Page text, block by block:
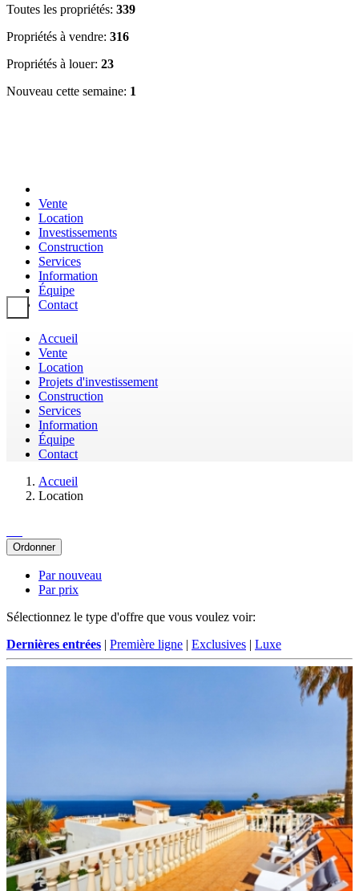
Toutes les propriétés: 339
Propriétés à vendre: 316
Propriétés à louer: 23
Nouveau cette semaine: 1
Vente
Location
Investissements
Construction
Services
Information
Équipe
Contact
Toggle navigation
Accueil
Vente
Location
Projets d'investissement
Construction
Services
Information
Équipe
Contact
Accueil
Location
Ordonner
Par nouveau
Par prix
Sélectionnez le type d'offre que vous voulez voir:
Dernières entrées | Première ligne | Exclusives | Luxe